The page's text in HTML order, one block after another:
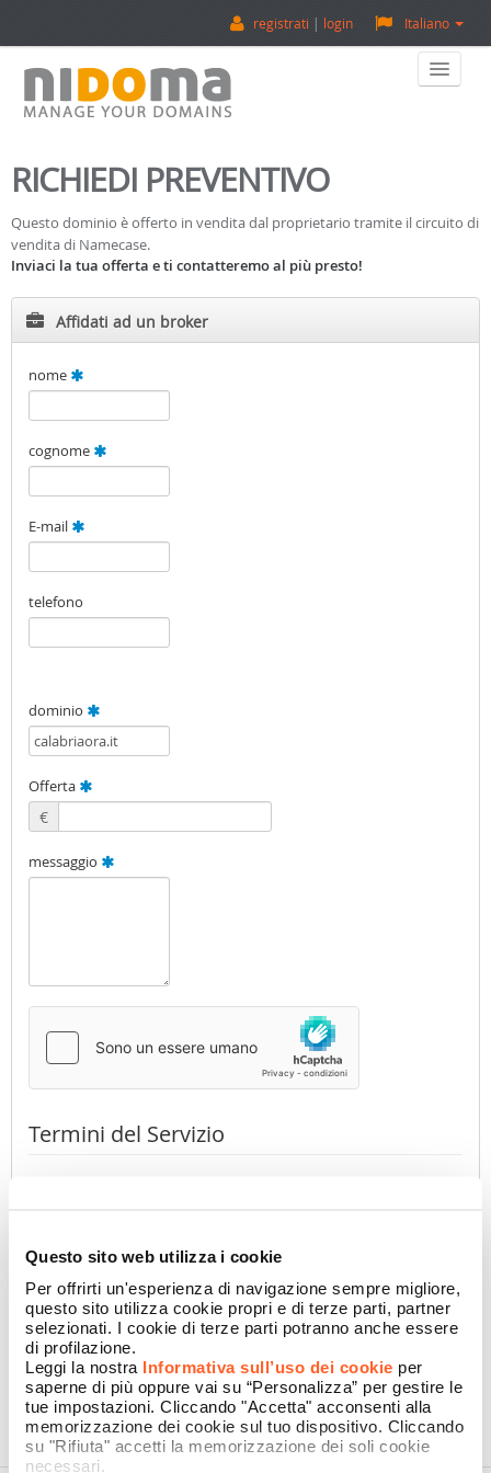
Questo sito web utilizza i cookie
Per offrirti un'esperienza di navigazione sempre migliore,
questo sito utilizza cookie propri e di terze parti, partner
selezionati. I cookie di terze parti potranno anche essere
di profilazione.
Leggi la nostra Informativa sull’uso dei cookie per
saperne di più oppure vai su “Personalizza” per gestire le
tue impostazioni. Cliccando "Accetta" acconsenti alla
memorizzazione dei cookie sul tuo dispositivo. Cliccando
su "Rifiuta" accetti la memorizzazione dei soli cookie
necessari.
Italiano
registrati login
Vendi Un Dominio
Contatti
RICHIEDI PREVENTIVO
Questo dominio è offerto in vendita dal proprietario tramite il circuito di
vendita di Namecase.
Inviaci la tua offerta e ti contatteremo al più presto!
Affidati ad un broker
nome
cognome
E-mail
telefono
dominio
Offerta
€
messaggio
Termini del Servizio
CONFERMA